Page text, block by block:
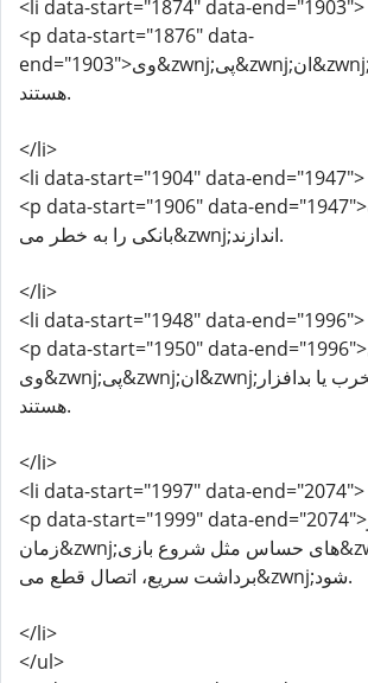
<li data-start="1874" data-end="1903">
<p data-start="1876" data-
end="1903">وی&zwnj;پی&zwnj;ان&zwnj;ها اغلب کند
هستند.
</li>
<li data-start="1904" data-end="1947">
<p data-start="1906" data-end="1947">امنیت اطلاعات
بانکی را به خطر می&zwnj;اندازند.
</li>
<li data-start="1948" data-end="1996">
<p data-start="1950" data-end="1996">برخی
وی&zwnj;پی&zwnj;ان&zwnj;ها خودشان مخرب یا بدافزار
هستند.
</li>
<li data-start="1997" data-end="2074">
<p data-start="1999" data-end="2074">در
زمان&zwnj;های حساس مثل شروع بازی&zwnj;های فوتبال یا
برداشت سریع، اتصال قطع می&zwnj;شود.
</li>
</ul>